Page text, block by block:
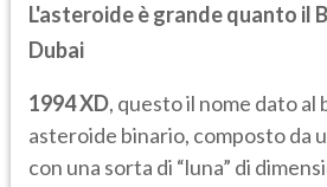
L'asteroide è grande quanto il
Dubai
1994 XD, questo il nome dato al
asteroide binario, composto da
con una sorta di “luna” di